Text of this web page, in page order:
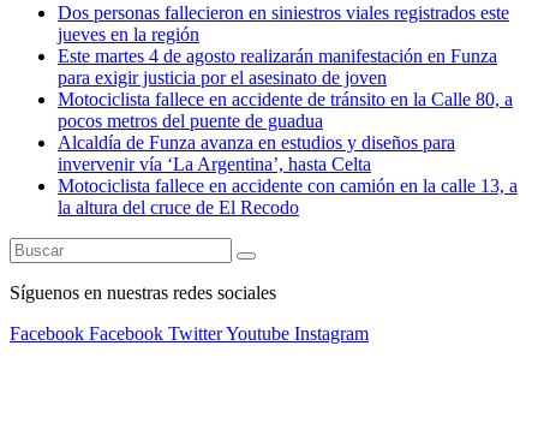
Dos personas fallecieron en siniestros viales registrados este
jueves en la región
Este martes 4 de agosto realizarán manifestación en Funza
para exigir justicia por el asesinato de joven
Motociclista fallece en accidente de tránsito en la Calle 80, a
pocos metros del puente de guadua
Alcaldía de Funza avanza en estudios y diseños para
invervenir vía ‘La Argentina’, hasta Celta
Motociclista fallece en accidente con camión en la calle 13, a
la altura del cruce de El Recodo
Síguenos en nuestras redes sociales
Facebook Facebook TwitterYoutube Instagram